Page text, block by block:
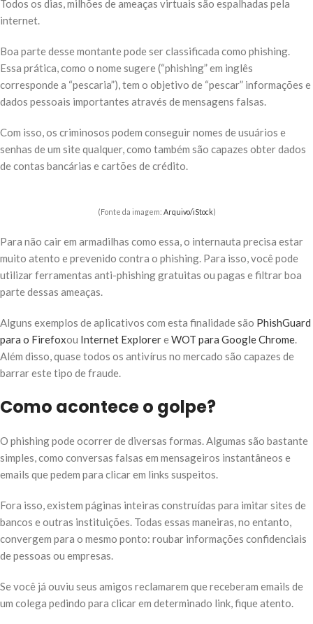
Todos os dias, milhões de ameaças virtuais são espalhadas pela
internet.
Boa parte desse montante pode ser classificada como phishing.
Essa prática, como o nome sugere (“phishing” em inglês
corresponde a “pescaria”), tem o objetivo de “pescar” informações e
dados pessoais importantes através de mensagens falsas.
Com isso, os criminosos podem conseguir nomes de usuários e
senhas de um site qualquer, como também são capazes obter dados
de contas bancárias e cartões de crédito.
(Fonte da imagem: Arquivo/iStock)
Para não cair em armadilhas como essa, o internauta precisa estar
muito atento e prevenido contra o phishing. Para isso, você pode
utilizar ferramentas anti-phishing gratuitas ou pagas e filtrar boa
parte dessas ameaças.
Alguns exemplos de aplicativos com esta finalidade são PhishGuard
para o Firefoxou Internet ExplorereWOT para Google Chrome
Além disso, quase todos os antivírus no mercado são capazes de
barrar este tipo de fraude.
Como acontece o golpe?
O phishing pode ocorrer de diversas formas. Algumas são bastante
simples, como conversas falsas em mensageiros instantâneos e
emails que pedem para clicar em links suspeitos.
Fora isso, existem páginas inteiras construídas para imitar sites de
bancos e outras instituições. Todas essas maneiras, no entanto,
convergem para o mesmo ponto: roubar informações confidenciais
de pessoas ou empresas.
Se você já ouviu seus amigos reclamarem que receberam emails de
um colega pedindo para clicar em determinado link, fique atento.